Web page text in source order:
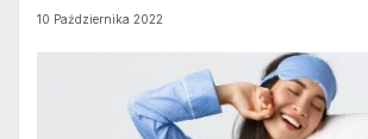
10 Października 2022